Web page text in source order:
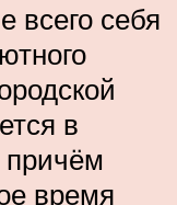
всего себя
в
причём
время